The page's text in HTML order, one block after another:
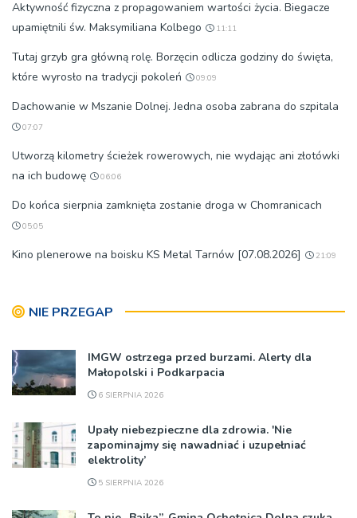
Aktywność fizyczna z propagowaniem wartości życia. Biegacze
upamiętnili św. Maksymiliana Kolbego
11:11
Tutaj grzyb gra główną rolę. Borzęcin odlicza godziny do święta,
które wyrosło na tradycji pokoleń
09:09
Dachowanie w Mszanie Dolnej. Jedna osoba zabrana do szpitala
07:07
Utworzą kilometry ścieżek rowerowych, nie wydając ani złotówki
na ich budowę
06:06
Do końca sierpnia zamknięta zostanie droga w Chomranicach
05:05
Kino plenerowe na boisku KS Metal Tarnów [07.08.2026] 21:09
NIE PRZEGAP
IMGW ostrzega przed burzami. Alerty dla
Małopolski i Podkarpacia
6 SIERPNIA 2026
Upały niebezpieczne dla zdrowia. 'Nie
zapominajmy się nawadniać i uzupełniać
elektrolity’
5 SIERPNIA 2026